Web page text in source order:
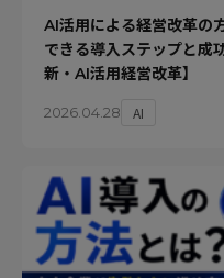
AI活用による経営改革の
できる導入ステップと成
新・AI活用経営改革】
2026.04.28 AI